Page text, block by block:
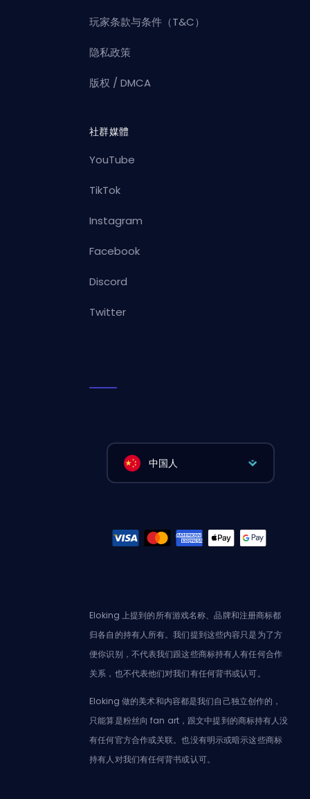
玩家条款与条件（T&C）
隐私政策
版权 / DMCA
社群媒體
YouTube
TikTok
Instagram
Facebook
Discord
Twitter
中国人
Eloking 上提到的所有游戏名称、品牌和注册商标都
归各自的持有人所有。我们提到这些内容只是为了方
便你识别，不代表我们跟这些商标持有人有任何合作
关系，也不代表他们对我们有任何背书或认可。
Eloking 做的美术和内容都是我们自己独立创作的，
只能算是粉丝向 fan art，跟文中提到的商标持有人没
有任何官方合作或关联。也没有明示或暗示这些商标
持有人对我们有任何背书或认可。